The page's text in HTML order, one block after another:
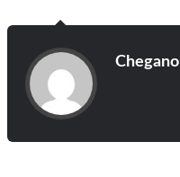
Chegano